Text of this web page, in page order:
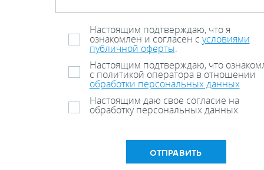
Настоящим подтверждаю, что я
ознакомлен и согласен с условиями
публичной оферты.
Настоящим подтверждаю, что
с политикой оператора в отношении
обработки персональных данных
Настоящим даю свое согласие на
обработку персональных данных
ОТПРАВИТЬ